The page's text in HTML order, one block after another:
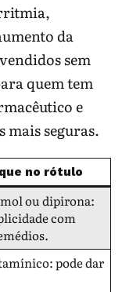
da
sem
quem tem
e
mais seguras.
no rótulo
ou dipirona:
com
pode dar